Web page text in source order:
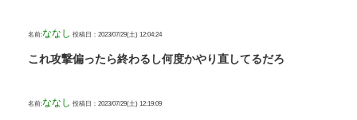
名前:ななし 投稿日：2023/07/29(土) 12:04:24
これ攻撃偏ったら終わるし何度かやり直してるだろ
名前:ななし 投稿日：2023/07/29(土) 12:19:09